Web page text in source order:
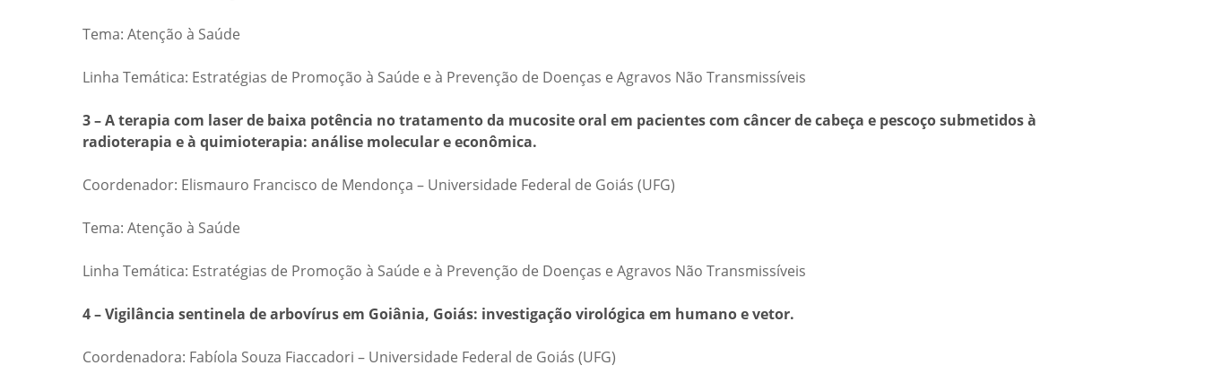
Tema: Atenção à Saúde
Linha Temática: Estratégias de Promoção à Saúde e à Prevenção de Doenças e Agravos Não Transmissíveis
3 – A terapia com laser de baixa potência no tratamento da mucosite oral em pacientes com câncer de cabeça e pescoço submetidos à
radioterapia e à quimioterapia: análise molecular e econômica.
Coordenador: Elismauro Francisco de Mendonça – Universidade Federal de Goiás (UFG)
Tema: Atenção à Saúde
Linha Temática: Estratégias de Promoção à Saúde e à Prevenção de Doenças e Agravos Não Transmissíveis
4 – Vigilância sentinela de arbovírus em Goiânia, Goiás: investigação virológica em humano e vetor.
Coordenadora: Fabíola Souza Fiaccadori – Universidade Federal de Goiás (UFG)